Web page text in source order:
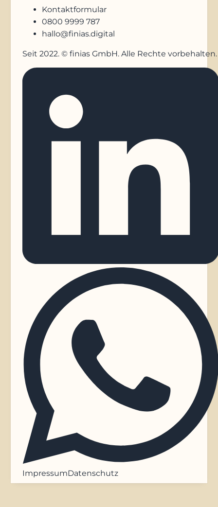
Kontaktformular
0800 9999 787
hallo@finias.digital
Seit 2022. © finias GmbH. Alle Rechte vorbehalten.
ImpressumDatenschutz